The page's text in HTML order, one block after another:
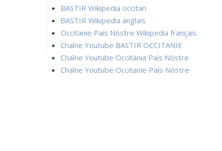
BASTIR Wikipedia occitan
BASTIR Wikipedia anglais
Occitanie País Nòstre Wikipedia français
Chaîne Youtube BASTIR OCCITANIE
Chaîne Youtube Occitània País Nòstre
Chaîne Youtube Occitanie País Nòstre